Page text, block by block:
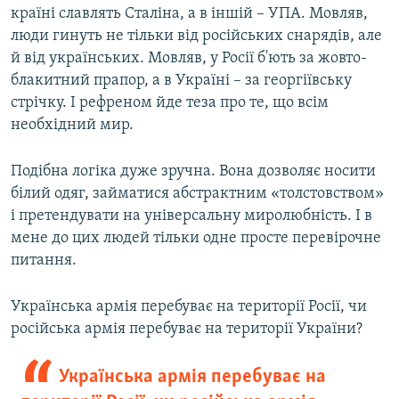
країні славлять Сталіна, а в іншій – УПА. Мовляв,
люди гинуть не тільки від російських снарядів, але
й від українських. Мовляв, у Росії б'ють за жовто-
блакитний прапор, а в Україні – за георгіївську
стрічку. І рефреном йде теза про те, що всім
необхідний мир.
Подібна логіка дуже зручна. Вона дозволяє носити
білий одяг, займатися абстрактним «толстовством»
і претендувати на універсальну миролюбність. І в
мене до цих людей тільки одне просте перевірочне
питання.
Українська армія перебуває на території Росії, чи
російська армія перебуває на території України?
Українська армія перебуває на